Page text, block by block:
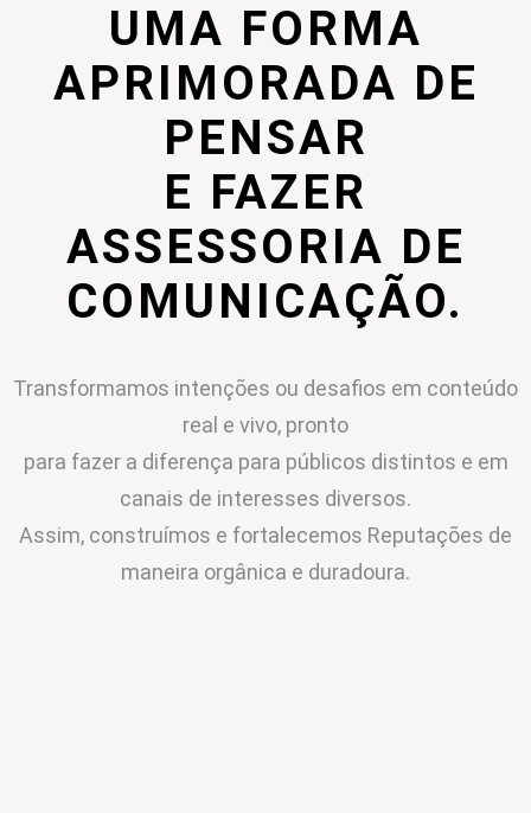
UMA FORMA
APRIMORADA DE
PENSAR
E FAZER
ASSESSORIA DE
COMUNICAÇÃO.
Transformamos intenções ou desafios em conteúdo
real e vivo, pronto
para fazer a diferença para públicos distintos e em
canais de interesses diversos.
Assim, construímos e fortalecemos Reputações de
maneira orgânica e duradoura.